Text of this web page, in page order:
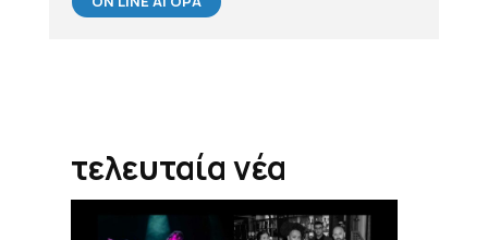
τελευταία νέα